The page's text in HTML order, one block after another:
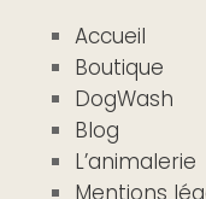
Accueil
Boutique
DogWash
Blog
L’animalerie